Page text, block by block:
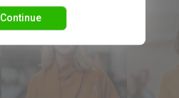
Continue